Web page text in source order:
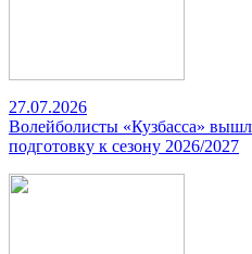
27.07.2026
Волейболисты «Кузбасса»
подготовку к сезону 2026/2027